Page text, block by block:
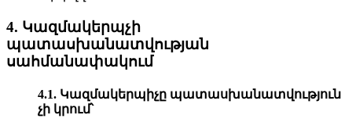
4. Կազմակերպչի
պատասխանատվության
սահմանափակում
4.1. Կազմակերպիչը պատասխանատվություն
չի կրում՝